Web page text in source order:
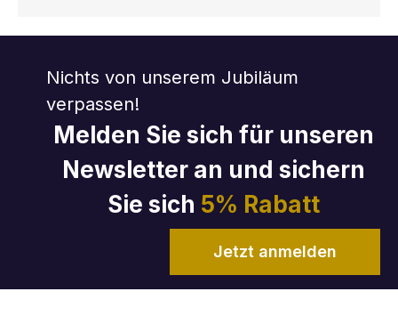
Nichts von unserem Jubiläum
verpassen!
Melden Sie sich für unseren
Newsletter an und sichern
Sie sich 5% Rabatt
Jetzt anmelden